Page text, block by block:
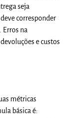
seja
corresponder
na
e custos
métricas
básica é: